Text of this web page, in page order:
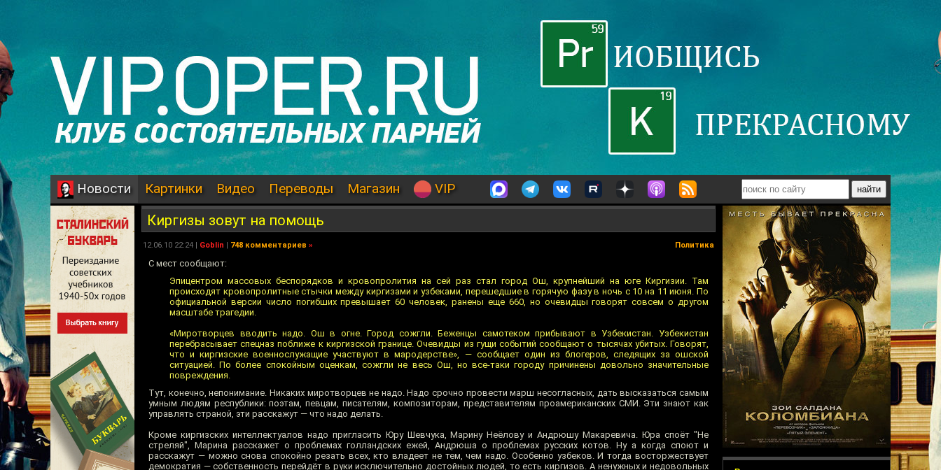
Новости Картинки Видео Переводы Магазин VIP
Киргизы зовут на помощь
12.06.10 22:24 | Goblin | 748 комментариев » Политика
С мест сообщают:
Эпицентром массовых беспорядков и кровопролития на сей раз стал город Ош, крупнейший на юге Киргизии. Там
происходят кровопролитные стычки между киргизами и узбеками, перешедшие в горячую фазу в ночь с 10 на 11 июня. По
официальной версии число погибших превышает 60 человек, ранены еще 660, но очевидцы говорят совсем о другом
масштабе трагедии.
«Миротворцев вводить надо. Ош в огне. Город сожгли. Беженцы самотеком прибывают в Узбекистан. Узбекистан
перебрасывает спецназ поближе к киргизской границе. Очевидцы из гущи событий сообщают о тысячах убитых. Говорят,
что и киргизские военнослужащие участвуют в мародерстве», — сообщает один из блогеров, следящих за ошской
ситуацией. По более спокойным оценкам, сожгли не весь Ош, но все-таки городу причинены довольно значительные
повреждения.
Тут, конечно, непонимание. Никаких миротворцев не надо. Надо срочно провести марш несогласных, дать высказаться самым
умным людям республики: поэтам, певцам, писателям, композиторам, представителям проамериканских СМИ. Эти знают как
управлять страной, эти расскажут — что надо делать.
Кроме киргизских интеллектуалов надо пригласить Юру Шевчука, Марину Неёлову и Андрюшу Макаревича. Юра споёт "Не
стреляй", Марина расскажет о проблемах голландских ежей, Андрюша о проблемах русских котов. Ну а когда споют и
расскажут — можно снова спокойно резать всех, кто владеет не тем, чем надо. Особенно узбеков. И тогда восторжествует
демократия — собственность перейдёт в руки исключительно достойных людей, то есть киргизов. А ненужных и недовольных